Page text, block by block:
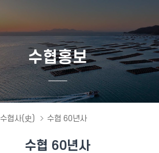
수협홍보
수협사(史) 수협 60년사
수협 60년사